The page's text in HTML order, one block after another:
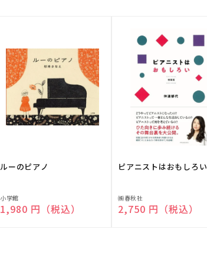
ルーのピアノ
販
売
小学館
通常価格
1,980 円（税込）
ピアニストはおもしろい
販
売
㈱春秋社
通常価格
2,750 円（税込）